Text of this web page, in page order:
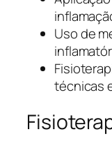
Uso de
técnicas